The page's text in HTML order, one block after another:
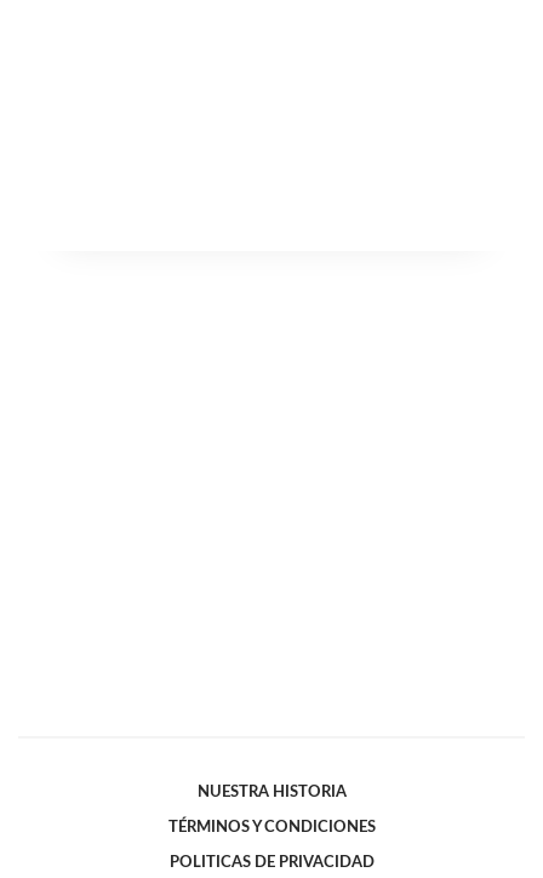
NUESTRA HISTORIA
TÉRMINOS Y CONDICIONES
POLITICAS DE PRIVACIDAD